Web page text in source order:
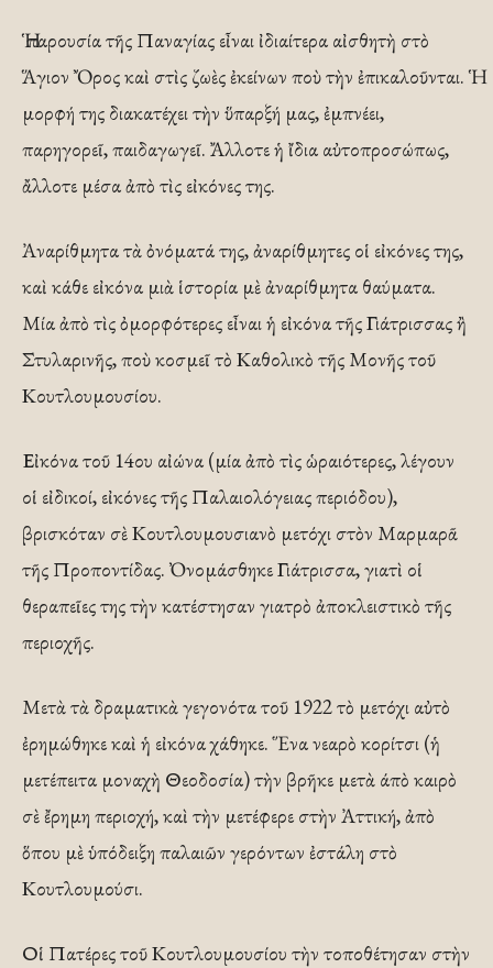
Ἡ παρουσία τῆς Παναγίας εἶναι ἰδιαίτερα αἰσθητὴ στὸ
Ἅγιον Ὄρος καὶ στὶς ζωὲς ἐκείνων ποὺ τὴν ἐπικαλοῦνται. Ἡ
μορφή της διακατέχει τὴν ὕπαρξή μας, ἐμπνέει,
παρηγορεῖ, παιδαγωγεῖ. Ἄλλοτε ἡ ἴδια αὐτοπροσώπως,
ἄλλοτε μέσα ἀπὸ τὶς εἰκόνες της.
Ἀναρίθμητα τὰ ὀνόματά της, ἀναρίθμητες οἱ εἰκόνες της,
καὶ κάθε εἰκόνα μιὰ ἱστορία μὲ ἀναρίθμητα θαύματα.
Μία ἀπὸ τὶς ὀμορφότερες εἶναι ἡ εἰκόνα τῆς Γιάτρισσας ἢ
Στυλαρινῆς, ποὺ κοσμεῖ τὸ Καθολικὸ τῆς Μονῆς τοῦ
Κουτλουμουσίου.
Εἰκόνα τοῦ 14ου αἰώνα (μία ἀπὸ τὶς ὡραιότερες, λέγουν
οἱ εἰδικοί, εἰκόνες τῆς Παλαιολόγειας περιόδου),
βρισκόταν σὲ Κουτλουμουσιανὸ μετόχι στὸν Μαρμαρᾶ
τῆς Προποντίδας. Ὀνομάσθηκε Γιάτρισσα, γιατὶ οἱ
θεραπεῖες της τὴν κατέστησαν γιατρὸ ἀποκλειστικὸ τῆς
περιοχῆς.
Μετὰ τὰ δραματικὰ γεγονότα τοῦ 1922 τὸ μετόχι αὐτὸ
ἐρημώθηκε καὶ ἡ εἰκόνα χάθηκε. Ἕνα νεαρὸ κορίτσι (ἡ
μετέπειτα μοναχὴ Θεοδοσία) τὴν βρῆκε μετὰ άπὸ καιρὸ
σὲ ἔρημη περιοχή, καὶ τὴν μετέφερε στὴν Ἀττική, ἀπὸ
ὅπου μὲ ὑπόδειξη παλαιῶν γερόντων ἐστάλη στὸ
Κουτλουμούσι.
Οἱ Πατέρες τοῦ Κουτλουμουσίου τὴν τοποθέτησαν στὴν